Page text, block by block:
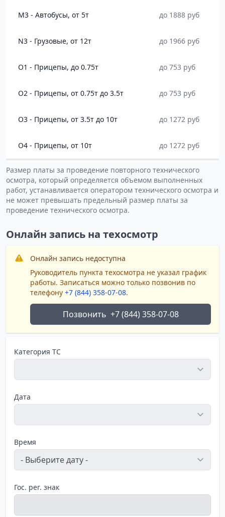
M3 - Автобусы, от 5т до 1888 руб
N3 - Грузовые, от 12т до 1966 руб
O1 - Прицепы, до 0.75т до 753 руб
O2 - Прицепы, от 0.75т до 3.5т до 753 руб
O3 - Прицепы, от 3.5т до 10т до 1272 руб
O4 - Прицепы, от 10т до 1272 руб
Размер платы за проведение повторного технического
осмотра, который определяется объемом выполненных
работ, устанавливается оператором технического осмотра и
не может превышать предельный размер платы за
проведение технического осмотра.
Онлайн запись на техосмотр
Онлайн запись недоступна
Руководитель пункта техосмотра не указал график
работы. Записаться можно только позвонив по
телефону +7 (844) 358-07-08.
Позвонить +7 (844) 358-07-08
Категория ТС
Дата
Время
Гос. рег. знак